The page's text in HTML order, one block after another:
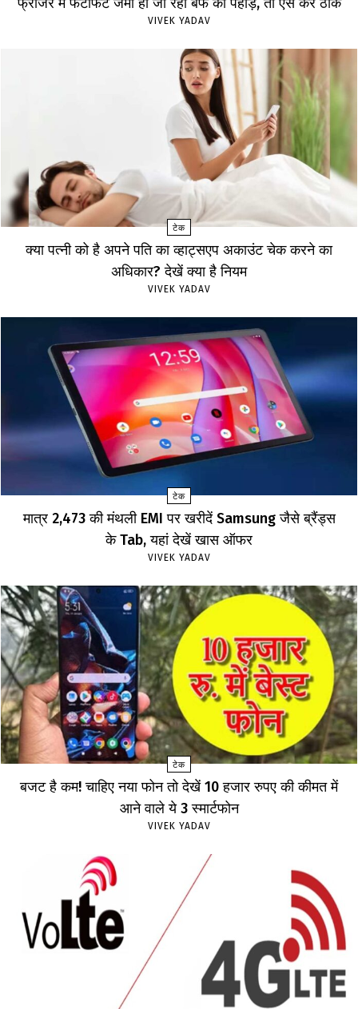
VIVEK YADAV
टेक
क्या पत्नी को है अपने पति का व्हाट्सएप अकाउंट चेक करने का
अधिकार? देखें क्या है नियम
VIVEK YADAV
टेक
मात्र ₹2,473 की मंथली EMI पर खरीदें Samsung जैसे ब्रैंड्स
के Tab, यहां देखें खास ऑफर
VIVEK YADAV
टेक
बजट है कम! चाहिए नया फोन तो देखें 10 हजार रुपए की कीमत में
आने वाले ये 3 स्मार्टफोन
VIVEK YADAV